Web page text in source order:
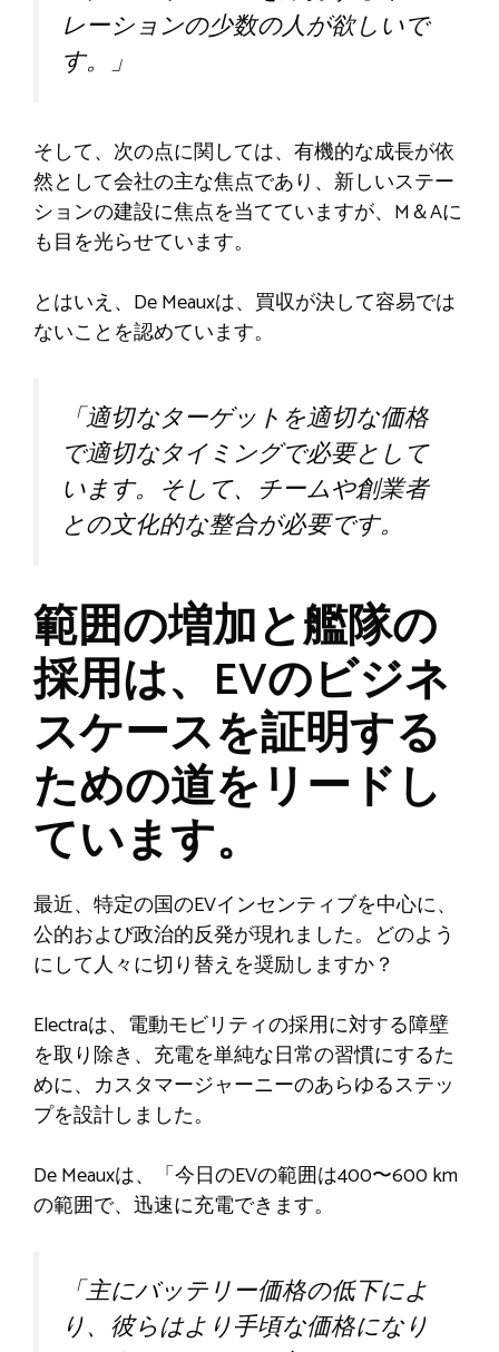
レーションの少数の人が欲しいで
す。」
そして、次の点に関しては、有機的な成長が依
然として会社の主な焦点であり、新しいステー
ションの建設に焦点を当てていますが、M＆Aに
も目を光らせています。
とはいえ、De Meauxは、買収が決して容易では
ないことを認めています。
「適切なターゲットを適切な価格
で適切なタイミングで必要として
います。そして、チームや創業者
との文化的な整合が必要です。
範囲の増加と艦隊の
採用は、EVのビジネ
スケースを証明する
ための道をリードし
ています。
最近、特定の国のEVインセンティブを中心に、
公的および政治的反発が現れました。どのよう
にして人々に切り替えを奨励しますか？
Electraは、電動モビリティの採用に対する障壁
を取り除き、充電を単純な日常の習慣にするた
めに、カスタマージャーニーのあらゆるステッ
プを設計しました。
De Meauxは、「今日のEVの範囲は400〜600 km
の範囲で、迅速に充電できます。
「主にバッテリー価格の低下によ
り、彼らはより手頃な価格になり